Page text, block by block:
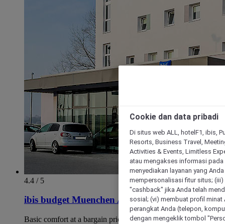
4.4 / 5
ibis budget Muenchen Airport Erding
Basic comfort at a bargain price
Cookie dan data pribadi
Di situs web ALL, hotelF1, ibis,
Resorts, Business Travel,
Activities & Events, Limitless
atau mengakses informasi
menyediakan layanan yang
mempersonalisasi fitur situs;
"cashback" jika Anda telah
sosial; (vi) membuat profil
perangkat Anda (telepon,
dengan mengeklik tombol